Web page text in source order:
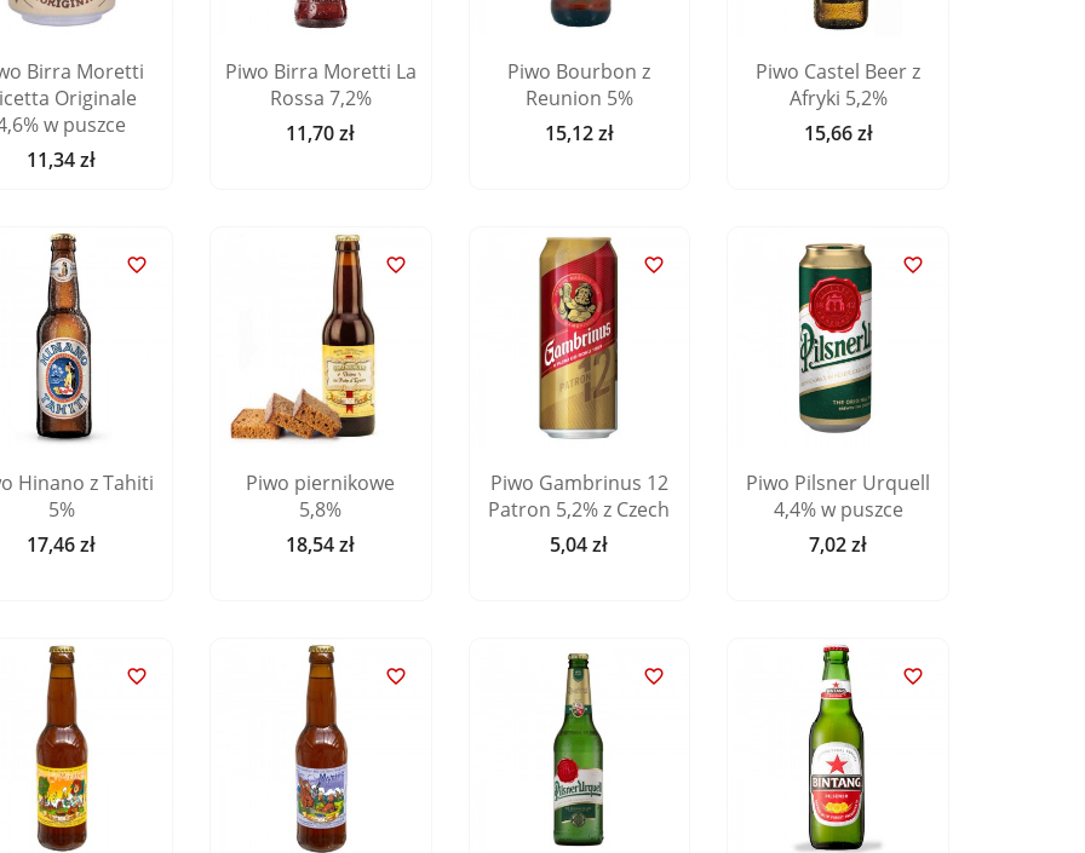
Birra Moretti
Originale
w puszce
Cena
11,34 zł
Piwo Birra Moretti La
Rossa 7,2%
Cena
11,70 zł
Piwo Bourbon z
Reunion 5%
Cena
15,12 zł
Piwo Castel Beer z
Afryki 5,2%
Cena
15,66 zł

Hinano z Tahiti
5%
Cena
17,46 zł

Piwo piernikowe
5,8%
Cena
18,54 zł

Piwo Gambrinus 12
Patron 5,2% z Czech
Cena
5,04 zł

Piwo Pilsner Urquell
4,4% w puszce
Cena
7,02 zł
   